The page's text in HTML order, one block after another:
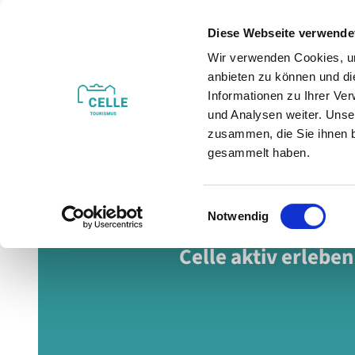
Diese Webseite
Wir verwenden Cookies,
anbieten zu können und
Informationen zu Ihrer
und Analysen weiter.
zusammen, die Sie ihnen
gesammelt haben.
i
w
Notwendig
Erleben & Entdecken
Bewegend schön
Celle aktiv erleben